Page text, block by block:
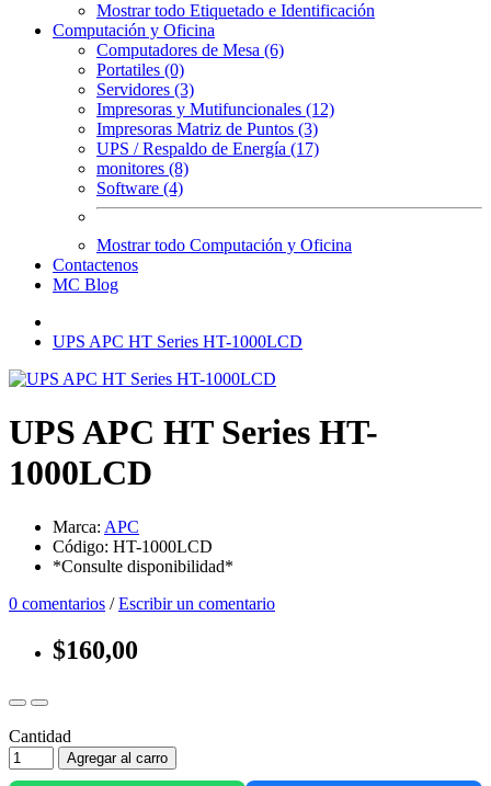
Mostrar todo Etiquetado e Identificación
Computación y Oficina
Computadores de Mesa (6)
Portatiles (0)
Servidores (3)
Impresoras y Mutifuncionales (12)
Impresoras Matriz de Puntos (3)
UPS / Respaldo de Energía (17)
monitores (8)
Software (4)
Mostrar todo Computación y Oficina
Contactenos
MC Blog
UPS APC HT Series HT-1000LCD
UPS APC HT Series HT-
1000LCD
Marca: APC
Código: HT-1000LCD
*Consulte disponibilidad*
0 comentarios /Escribir un comentario
$160,00
Cantidad
Agregar al carro